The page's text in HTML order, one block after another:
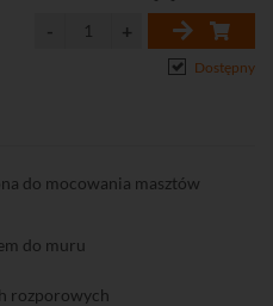
Dostępny
do mocowania masztów
do muru
rozporowych